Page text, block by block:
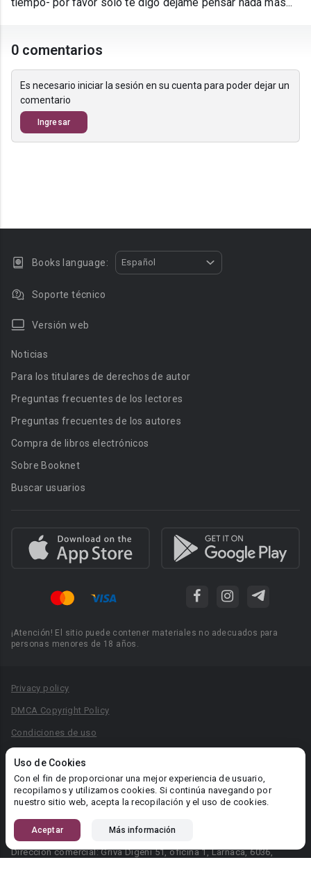
0 comentarios
Es necesario iniciar la sesión en su cuenta para poder dejar un
comentario
Ingresar
Uso de Cookies
Con el fin de proporcionar una mejor experiencia de usuario,
recopilamos y utilizamos cookies. Si continúa navegando por
nuestro sitio web, acepta la recopilación y el uso de cookies.
Aceptar Más información
Books language: Español
Soporte técnico
Versión web
Noticias
Para los titulares de derechos de autor
Preguntas frecuentes de los lectores
Preguntas frecuentes de los autores
Compra de libros electrónicos
Sobre Booknet
Buscar usuarios
¡Atención! El sitio puede contener materiales no adecuados para
personas menores de 18 años.
Privacy policy
DMCA Copyright Policy
Condiciones de uso
Reglas para la publicación de libros
Área RR.PP.: pr@booknet.com
© 2026 Booknet. Todos los derechos reservados.
Dirección comercial: Griva Digeni 51, oficina 1, Larnaca, 6036,